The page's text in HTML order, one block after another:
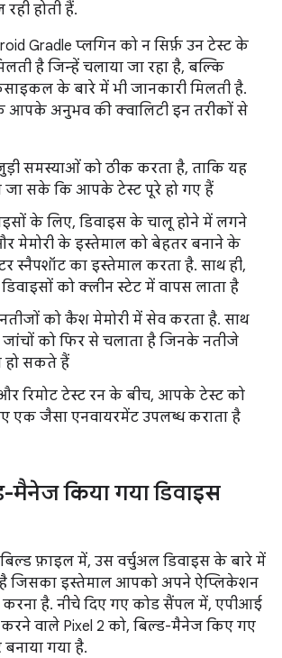
होती हैं.
Gradle प्लगिन को न सिर्फ़ उन टेस्ट के
है जिन्हें चलाया जा रहा है, बल्कि
के बारे में भी जानकारी मिलती है.
अनुभव की क्वालिटी इन तरीकों से
समस्याओं को ठीक करता है, ताकि यह
जा सके कि आपके टेस्ट पूरे हो गए हैं
के लिए, डिवाइस के चालू होने में लगने
मेमोरी के इस्तेमाल को बेहतर बनाने के
स्नैपशॉट का इस्तेमाल करता है. साथ ही,
को क्लीन स्टेट में वापस लाता है
को कैश मेमोरी में सेव करता है. साथ
जांचों को फिर से चलाता है जिनके नतीजे
सकते हैं
रिमोट टेस्ट रन के बीच, आपके टेस्ट को
एक जैसा एनवायरमेंट उपलब्ध कराता है
मैनेज किया गया डिवाइस
फ़ाइल में, उस वर्चुअल डिवाइस के बारे में
जिसका इस्तेमाल आपको अपने ऐप्लिकेशन
है. नीचे दिए गए कोड सैंपल में, एपीआई
वाले Pixel 2 को, बिल्ड-मैनेज किए गए
गया है.